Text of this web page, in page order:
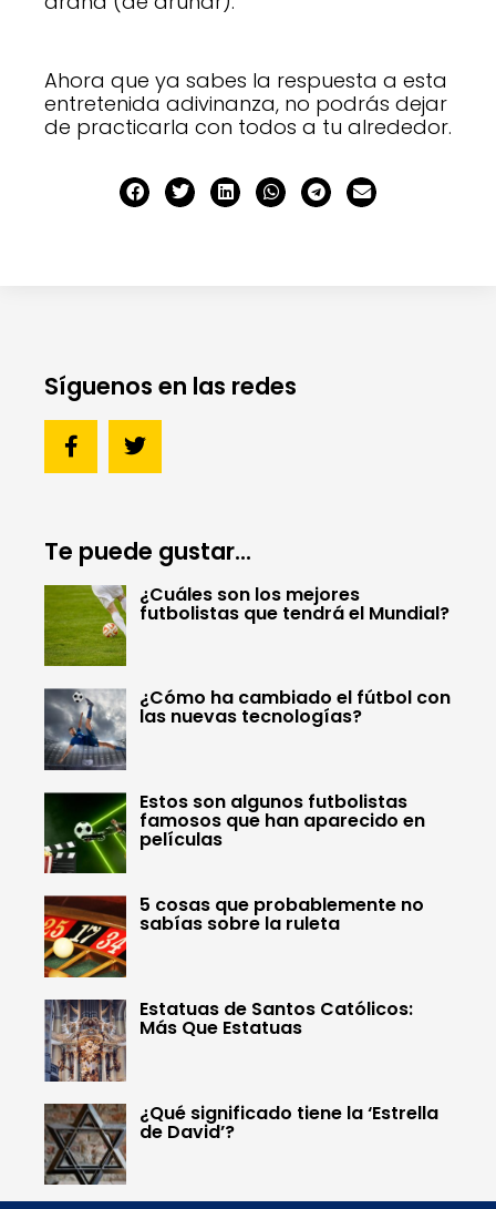
Ahora que ya sabes la respuesta a esta
entretenida adivinanza, no podrás dejar
de practicarla con todos a tu alrededor.
Síguenos en las redes
Te puede gustar...
¿Cuáles son los mejores
futbolistas que tendrá el Mundial?
¿Cómo ha cambiado el fútbol con
las nuevas tecnologías?
Estos son algunos futbolistas
famosos que han aparecido en
películas
5 cosas que probablemente no
sabías sobre la ruleta
Estatuas de Santos Católicos:
Más Que Estatuas
¿Qué significado tiene la ‘Estrella
de David’?